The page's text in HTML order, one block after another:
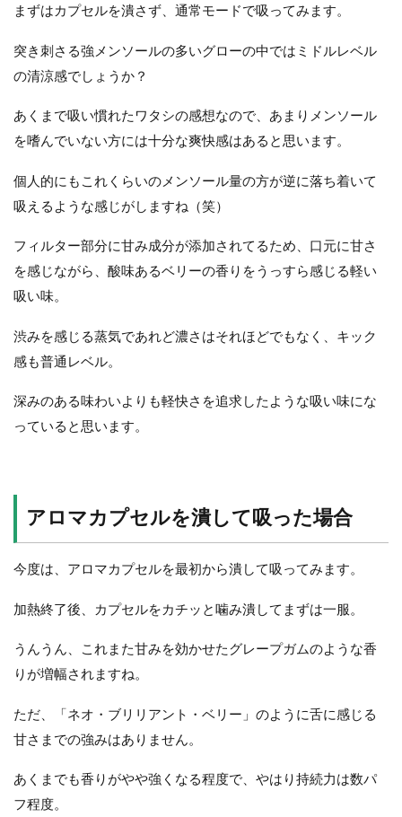
まずはカプセルを潰さず、通常モードで吸ってみます。
突き刺さる強メンソールの多いグローの中ではミドルレベル
の清涼感でしょうか？
あくまで吸い慣れたワタシの感想なので、あまりメンソール
を嗜んでいない方には十分な爽快感はあると思います。
個人的にもこれくらいのメンソール量の方が逆に落ち着いて
吸えるような感じがしますね（笑）
フィルター部分に甘み成分が添加されてるため、口元に甘さ
を感じながら、酸味あるベリーの香りをうっすら感じる軽い
吸い味。
渋みを感じる蒸気であれど濃さはそれほどでもなく、キック
感も普通レベル。
深みのある味わいよりも軽快さを追求したような吸い味にな
っていると思います。
アロマカプセルを潰して吸った場合
今度は、アロマカプセルを最初から潰して吸ってみます。
加熱終了後、カプセルをカチッと噛み潰してまずは一服。
うんうん、これまた甘みを効かせたグレープガムのような香
りが増幅されますね。
ただ、「ネオ・ブリリアント・ベリー」のように舌に感じる
甘さまでの強みはありません。
あくまでも香りがやや強くなる程度で、やはり持続力は数パ
フ程度。